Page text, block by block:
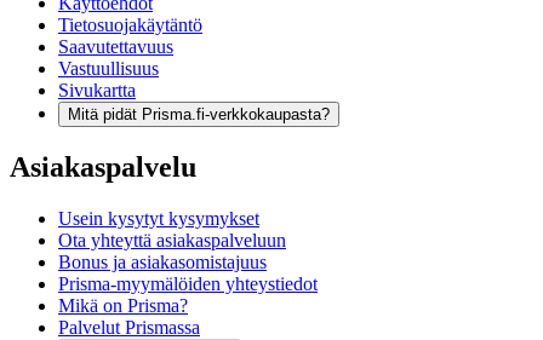
Tietosuojakäytäntö
Saavutettavuus
Vastuullisuus
Sivukartta
Mitä pidät Prisma.fi-verkkokaupasta?
Asiakaspalvelu
Usein kysytyt kysymykset
Ota yhteyttä asiakaspalveluun
Bonus ja asiakasomistajuus
Prisma-myymälöiden yhteystiedot
Mikä on Prisma?
Palvelut Prismassa